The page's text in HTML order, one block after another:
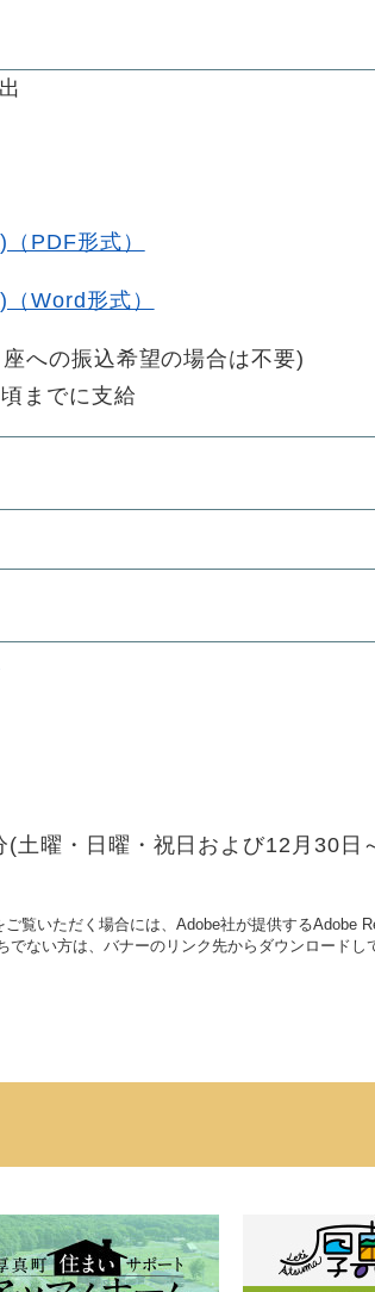
PDF形式）
Word形式）
への振込希望の場合は不要)
までに支給
土曜・日曜・祝日および12月30日
覧いただく場合には、Adobe社が提供するAdobe
でない方は、バナーのリンク先からダウンロードし